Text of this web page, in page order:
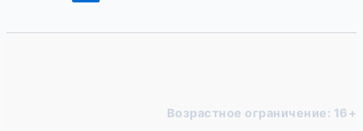
Возрастное ограничение: 16+